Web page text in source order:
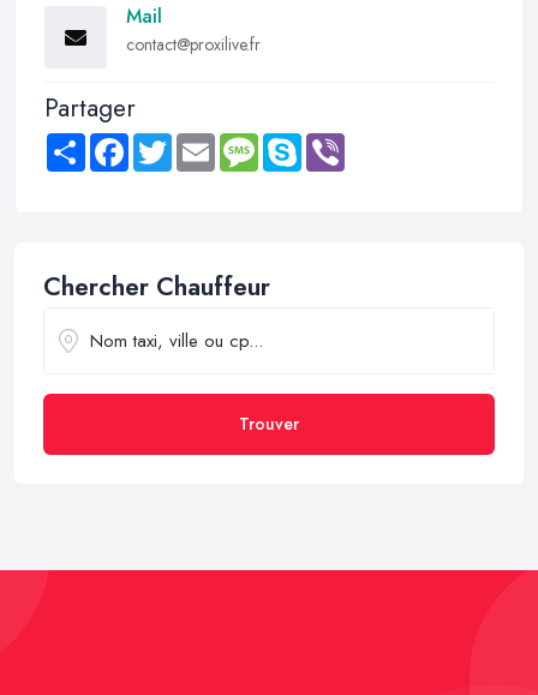
Mail
contact@proxilive.fr
Partager
Share FacebookTwitter Email MessageSkype
Chercher Chauffeur
Trouver